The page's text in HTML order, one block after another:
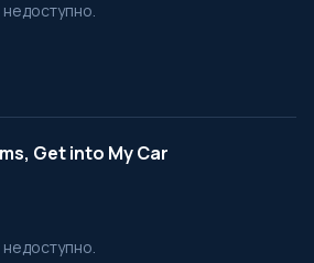
Get into My Car